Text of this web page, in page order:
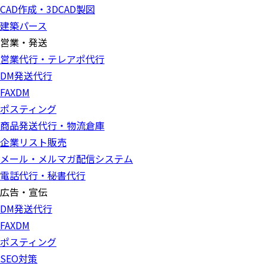
CAD作成・3DCAD製図
建築パース
営業・発送
営業代行・テレアポ代行
DM発送代行
FAXDM
ポスティング
商品発送代行・物流倉庫
企業リスト販売
メール・メルマガ配信システム
電話代行・秘書代行
広告・宣伝
DM発送代行
FAXDM
ポスティング
SEO対策